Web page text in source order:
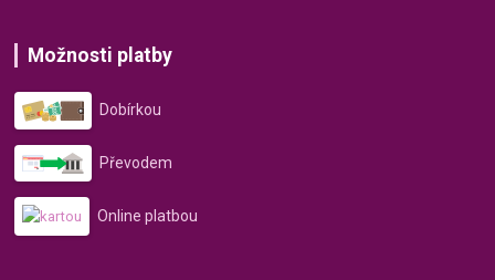
Možnosti platby
Dobírkou
Převodem
Online platbou